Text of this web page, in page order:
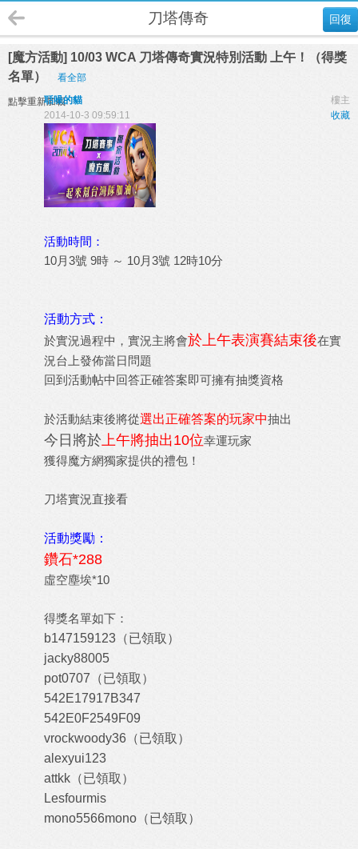
回復
刀塔傳奇
[魔方活動] 10/03 WCA 刀塔傳奇實況特別活動 上午！（得獎
名單）
看全部
點擊重新加載 樓主
聒噪的貓
收藏
2014-10-3 09:59:11
活動時間：
10月3號 9時 ～ 10月3號 12時10分
活動方式：
於實況過程中，實況主將會於上午表演賽結束後在實
況台上發佈當日問題
回到活動帖中回答正確答案即可擁有抽獎資格
於活動結束後將從選出正確答案的玩家中抽出
今日將於上午將抽出10位幸運玩家
獲得魔方網獨家提供的禮包！
刀塔實況直接看
活動獎勵：
鑽石*288
虛空塵埃*10
得獎名單如下：
b147159123 （已領取）
jacky88005
pot0707 （已領取）
542E17917B347
542E0F2549F09
vrockwoody36 （已領取）
alexyui123
attkk （已領取）
Lesfourmis
mono5566mono （已領取）